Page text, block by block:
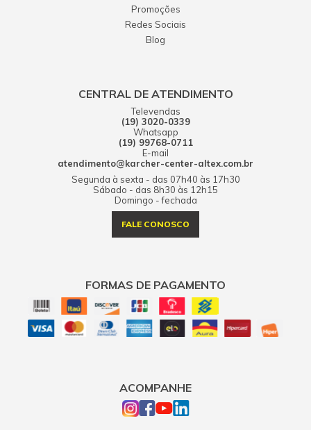
Promoções
Redes Sociais
Blog
CENTRAL DE ATENDIMENTO
Televendas
(19) 3020-0339
Whatsapp
(19) 99768-0711
E-mail
atendimento@karcher-center-altex.com.br
Segunda à sexta - das 07h40 às 17h30
Sábado - das 8h30 às 12h15
Domingo - fechada
FALE CONOSCO
FORMAS DE PAGAMENTO
ACOMPANHE